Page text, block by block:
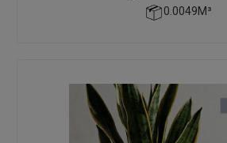
0.0049M³